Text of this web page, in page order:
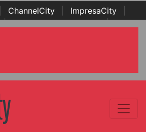
ChannelCity ImpresaCity
| Italian Channel Awards | Italian